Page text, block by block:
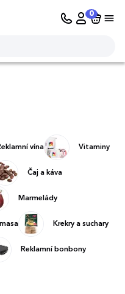
0
vína Vitaminy
Čaj a káva
Marmelády
Krekry a suchary
Reklamní bonbony